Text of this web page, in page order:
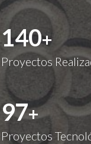
149+
Proyectos
100+
Proyectos